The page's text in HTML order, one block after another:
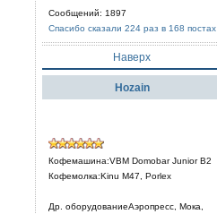
Сообщений: 1897
Спасибо сказали 224 раз в 168 постах
Наверх
Hozain
Кофемашина:VBM Domobar Junior B2
Кофемолка:Kinu M47, Porlex
Др. оборудованиеАэропресс, Мока,